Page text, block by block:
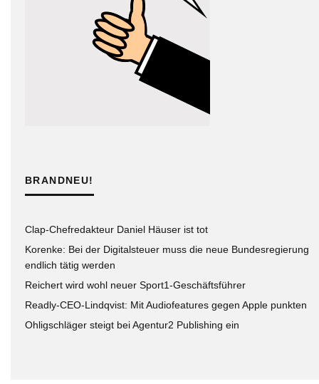
BRANDNEU!
Clap-Chefredakteur Daniel Häuser ist tot
Korenke: Bei der Digitalsteuer muss die neue Bundesregierung
endlich tätig werden
Reichert wird wohl neuer Sport1-Geschäftsführer
Readly-CEO-Lindqvist: Mit Audiofeatures gegen Apple punkten
Ohligschläger steigt bei Agentur2 Publishing ein